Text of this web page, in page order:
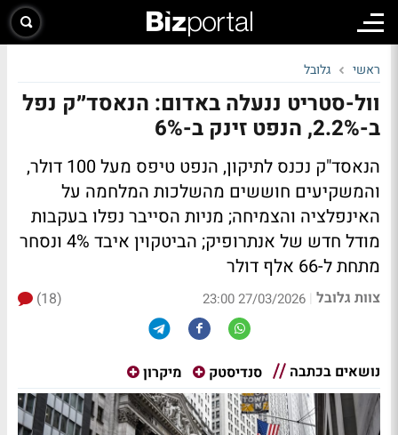
ראשי גלובל
וול-סטריט ננעלה באדום: הנאסד״ק נפל
ב-2.2%, הנפט זינק ב-6%
הנאסד"ק נכנס לתיקון, הנפט טיפס מעל 100 דולר,
והמשקיעים חוששים מהשלכות המלחמה על
האינפלציה והצמיחה; מניות הסייבר נפלו בעקבות
מודל חדש של אנתרופיק; הביטקוין איבד 4% ונסחר
מתחת ל-66 אלף דולר
צוות גלובל |
27/03/2026 23:00
(18)
נושאים בכתבה סנדיסטק מיקרון